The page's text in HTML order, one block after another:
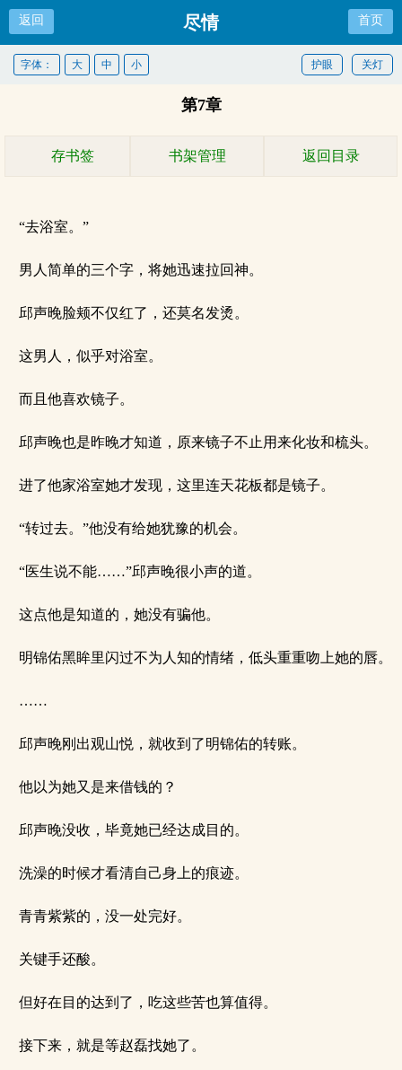
返回 尽情 首页
关灯
护眼
字体： 大 中 小
第7章
存书签 书架管理 返回目录
“去浴室。”
男人简单的三个字，将她迅速拉回神。
邱声晚脸颊不仅红了，还莫名发烫。
这男人，似乎对浴室。
而且他喜欢镜子。
邱声晚也是昨晚才知道，原来镜子不止用来化妆和梳头。
进了他家浴室她才发现，这里连天花板都是镜子。
“转过去。”他没有给她犹豫的机会。
“医生说不能……”邱声晚很小声的道。
这点他是知道的，她没有骗他。
明锦佑黑眸里闪过不为人知的情绪，低头重重吻上她的唇。
……
邱声晚刚出观山悦，就收到了明锦佑的转账。
他以为她又是来借钱的？
邱声晚没收，毕竟她已经达成目的。
洗澡的时候才看清自己身上的痕迹。
青青紫紫的，没一处完好。
关键手还酸。
但好在目的达到了，吃这些苦也算值得。
接下来，就是等赵磊找她了。